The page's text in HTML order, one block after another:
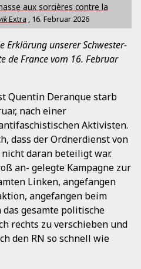
aux sorcières contre la
Extra 16. Februar 2026
Erklärung unserer Schwester-
de France vom 16. Februar
Quentin Deranque starb
nach einer
Aktivisten.
dass der Ordnerdienst von
nicht daran beteiligt war.
an- gelegte Kampagne zur
Linken, angefangen
angefangen beim
gesamte politische
rechts zu verschieben und
den RN so schnell wie